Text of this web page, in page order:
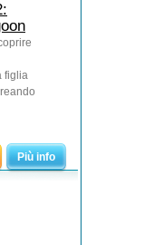
figlia
Più info